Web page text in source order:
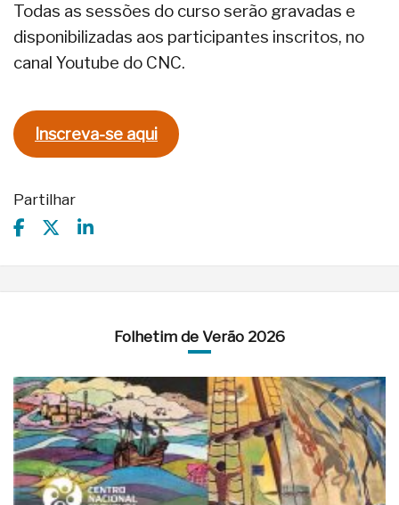
Todas as sessões do curso serão gravadas e
disponibilizadas aos participantes inscritos, no
canal Youtube do CNC.
Inscreva-se aqui
Partilhar
Folhetim de Verão 2026